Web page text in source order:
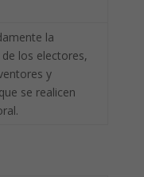
la
los electores,
y
se realicen